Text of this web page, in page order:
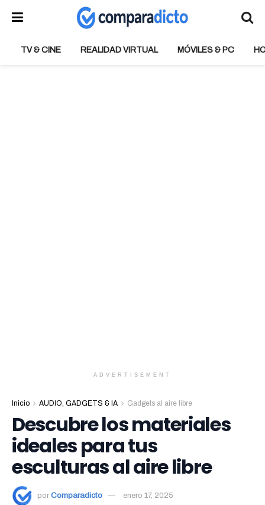
TV & CINE REALIDAD VIRTUAL MÓVILES & PC
ADVERTISEMENT
Inicio AUDIO, GADGETS & IA Gadgets al aire libre
Descubre los materiales
ideales para tus
esculturas al aire libre
por Comparadicto enero 17, 2025